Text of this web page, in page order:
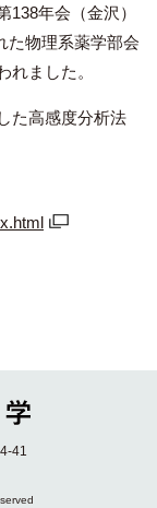
年会（金沢）
た物理系薬学部会
れました。
た高感度分析法
41